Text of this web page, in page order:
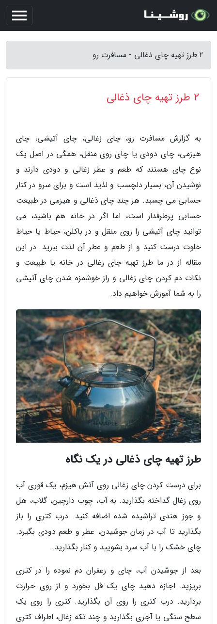
2 طرز تهیه چای ذغالی - مسافرت رو
2 طرز تهیه چای ذغالی
به گزارش مسافرت رو، چای زغالی، چای آتیشی، چای
هیزمی، چای دودی یا چای روی منقل، همگی در اصل یک
نوع چای هستند که طعم و عطر زغالی و دودی دارند و
نوشیدن آن، بسیار دلچسب و لذیذ است و برای سرو در کنار
حسابی می چسبد. هر چند چای ذغالی و هیزمی در طبیعت
حسابی پرطرفدار است، اما اگر در خانه هم باشید، می
توانید چای آتیشی را روی منقل و در باکلن، حیاط یا حیاط
خلوت درست کنید و از طعم و عطر آن لذت ببرید. در این
مقاله از در ما طرز تهیه چای زغالی در خانه یا طبیعت و
نکات دم کردن چای زغالی و راز خوشمزه شدن چای آتیشی
را به شما آموزش خواهیم داد.
طرز تهیه چای ذغالی در یک نگاه
برای درست کردن چای زغالی روی آتش هیزم، یک قوری آب
روی زغال گداخته بگذارید. به آب، چوب دارچین، گلاب، هل
و جوز هندی تراشیده شده اضافه کنید. درب کتری را باز
بگذارید تا آب در زمان جوشیدن، عطر و طعم دودی بگیرد.
چای خشک را با آب سرد بشویید و کنار بگذارید.
بعد از جوشیدن آب، چای و زعفران دم نموده را در کتری
بریزید. اجازه دهید چای یک قل بخورد و از روی حرارت
بردارید. درب کتری را روی آن بگذارید. کتری را روی یک
سطح سنگی یا آجری بگذارید و چند تکه زغال، اطراف کتری